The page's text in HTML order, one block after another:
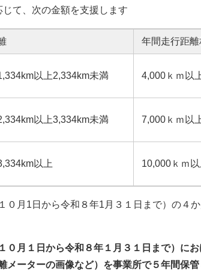
て、次の金額を支援します
年間走行距離
以上2,334km未満 4,000ｋｍ以
以上3,334km未満 7,000ｋｍ以
以上 10,000ｋｍ以
０月1日から令和８年1月３１日まで）の４
月１日から令和８年１月３１日まで）にお
メーターの画像など）を事業所で５年間保